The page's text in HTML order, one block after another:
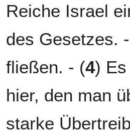
Reiche Israel
des Gesetzes.
fließen. - (4)
hier, den man
starke